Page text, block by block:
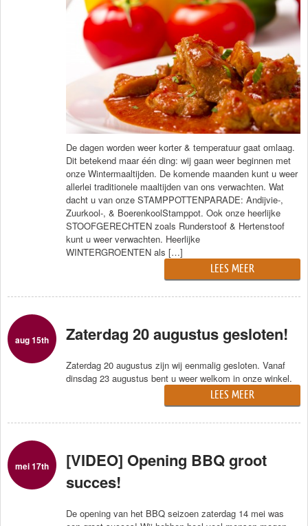
De dagen worden weer korter & temperatuur gaat omlaag.
Dit betekend maar één ding: wij gaan weer beginnen met
onze Wintermaaltijden. De komende maanden kunt u weer
allerlei traditionele maaltijden van ons verwachten. Wat
dacht u van onze STAMPPOTTENPARADE: Andijvie-,
Zuurkool-, & BoerenkoolStamppot. Ook onze heerlijke
STOOFGERECHTEN zoals Runderstoof & Hertenstoof
kunt u weer verwachten. Heerlijke
WINTERGROENTEN als […]
LEES MEER
aug 15th Zaterdag 20 augustus gesloten!
Zaterdag 20 augustus zijn wij eenmalig gesloten. Vanaf
dinsdag 23 augustus bent u weer welkom in onze winkel.
LEES MEER
mei 17th
[VIDEO] Opening BBQ groot
succes!
De opening van het BBQ seizoen zaterdag 14 mei was